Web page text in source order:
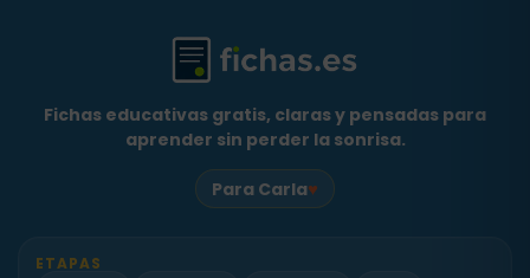
Fichas educativas gratis, claras y pensadas para
aprender sin perder la sonrisa.
Para Carla♥
ETAPAS